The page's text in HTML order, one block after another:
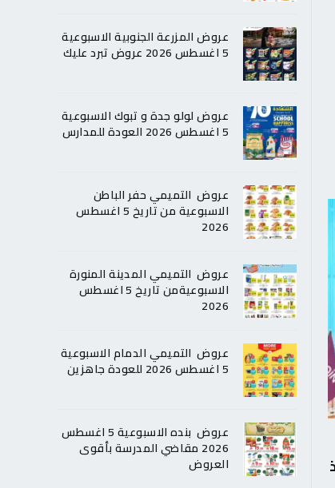
عروض المزرعة الجنوبية الاسبوعية
5 اغسطس 2026 عروض تبرد عليك
عروض لولو جدة و تبوك الاسبوعية
5 اغسطس 2026 العودة للمدارس
عروض التميمي حفر الباطن
الاسبوعية من تاريخ 5 اغسطس
2026
عروض التميمي المدينة المنورة
الاسبوعيةمن تاريخ 5 اغسطس
2026
عروض التميمي الدمام الاسبوعية
5 اغسطس 2026 للعودة جاهزين
عروض بنده الاسبوعية 5 اغسطس
2026 مقاضي المدرسة بأقوى
العروض